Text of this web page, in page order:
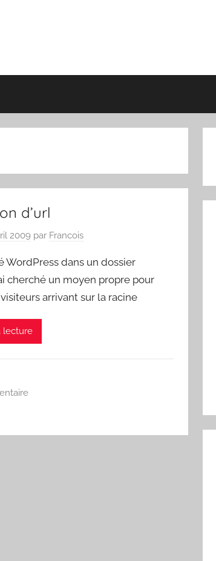
d’url
2009 par Francois
WordPress dans un dossier
cherché un moyen propre pour
arrivant sur la racine
lecture